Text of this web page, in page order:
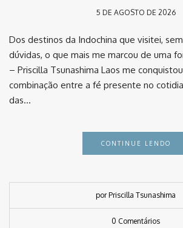
5 DE AGOSTO DE 2026
Dos destinos da Indochina que visitei,
dúvidas, o que mais me marcou de uma
– Priscilla Tsunashima Laos me
combinação entre a fé presente no
das…
CONTINUE LENDO
por Priscilla Tsunashima
0 Comentários